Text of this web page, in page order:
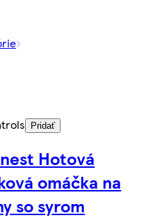
Pridať
Hotová
omáčka na
so syrom